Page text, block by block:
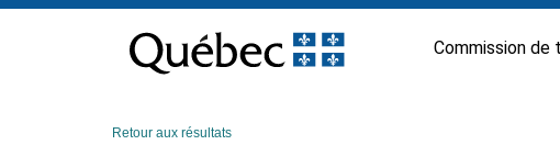
contenu
Commission de
Retour aux résultats